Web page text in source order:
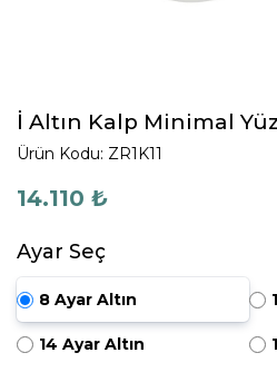
İ Altın Kalp Minimal
Ürün Kodu: ZR1K11
14.110 ₺
Ayar Seç
8 Ayar Altın
14 Ayar Altın